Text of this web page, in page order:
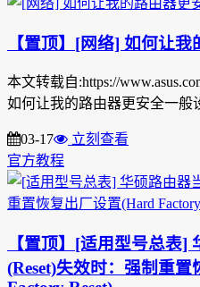
【置顶】[网络] 如何让
本文转载自:https://
如何让我的路由器更安全一般
03-17
立刻查看
官方教程
【置顶】[适用型号总表]
(Reset)失效时：强制重